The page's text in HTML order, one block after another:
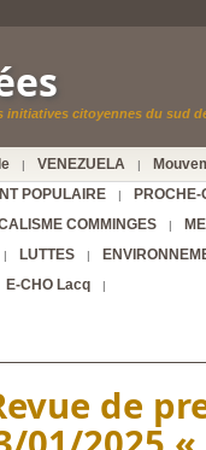
initiatives citoyennes du sud
| VENEZUELA |
POPULAIRE |
PROCHE-
COMMINGES |
| LUTTES |
E-CHO Lacq |
de